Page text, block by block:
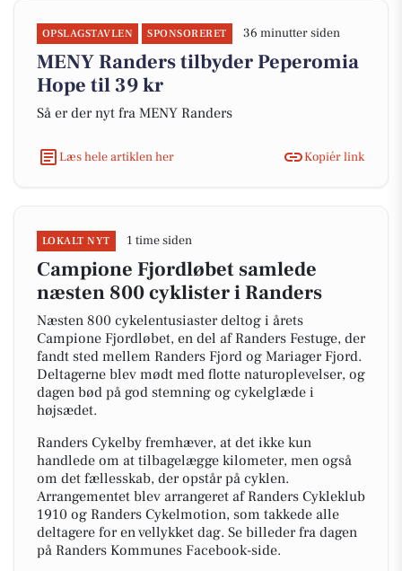
OPSLAGSTAVLEN SPONSORERET 36 minutter siden
MENY Randers tilbyder Peperomia
Hope til 39 kr
Så er der nyt fra MENY Randers
Læs hele artiklen her Kopiér link
LOKALT NYT 1 time siden
Campione Fjordløbet samlede
næsten 800 cyklister i Randers
Næsten 800 cykelentusiaster deltog i årets
Campione Fjordløbet, en del af Randers Festuge, der
fandt sted mellem Randers Fjord og Mariager Fjord.
Deltagerne blev mødt med flotte naturoplevelser, og
dagen bød på god stemning og cykelglæde i
højsædet.
Randers Cykelby fremhæver, at det ikke kun
handlede om at tilbagelægge kilometer, men også
om det fællesskab, der opstår på cyklen.
Arrangementet blev arrangeret af Randers Cykleklub
1910 og Randers Cykelmotion, som takkede alle
deltagere for en vellykket dag. Se billeder fra dagen
på Randers Kommunes Facebook-side.